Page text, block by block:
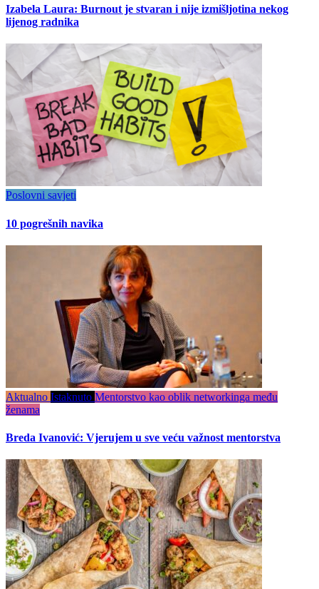
Izabela Laura: Burnout je stvaran i nije izmišljotina nekog
lijenog radnika
Poslovni savjeti
10 pogrešnih navika
Aktualno Istaknuto Mentorstvo kao oblik networkinga među
ženama
Breda Ivanović: Vjerujem u sve veću važnost mentorstva